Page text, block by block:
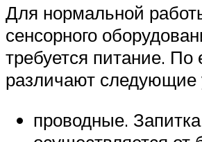
Для нормальной
сенсорного
требуется питание. По
различают следующие
проводные.